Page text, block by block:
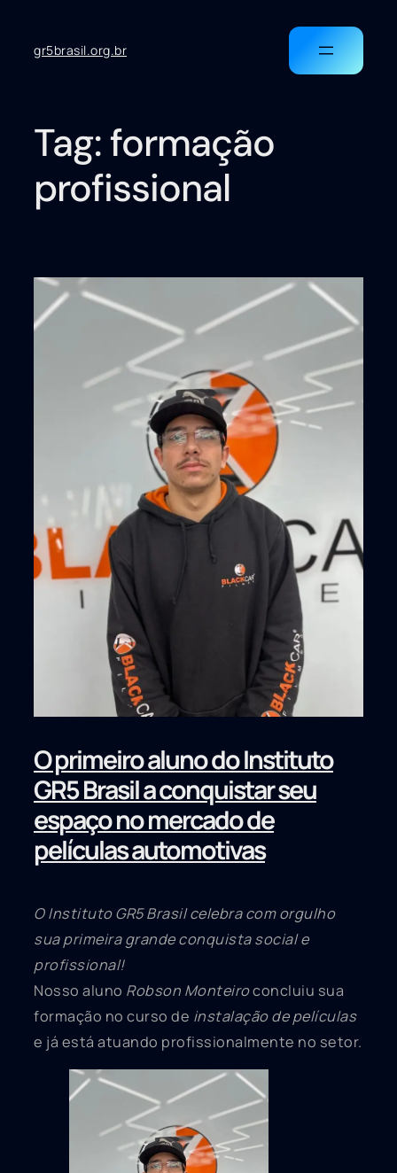
gr5brasil.org.br
Tag:formação
profissional
O primeiro aluno do Instituto
GR5 Brasil a conquistar seu
espaço no mercado de
películas automotivas
O Instituto GR5 Brasil celebra com orgulho
sua primeira grande conquista social e
profissional!
Nosso aluno Robson Monteiroconcluiu sua
formação no curso de instalação de películas
e já está atuando profissionalmente no setor.